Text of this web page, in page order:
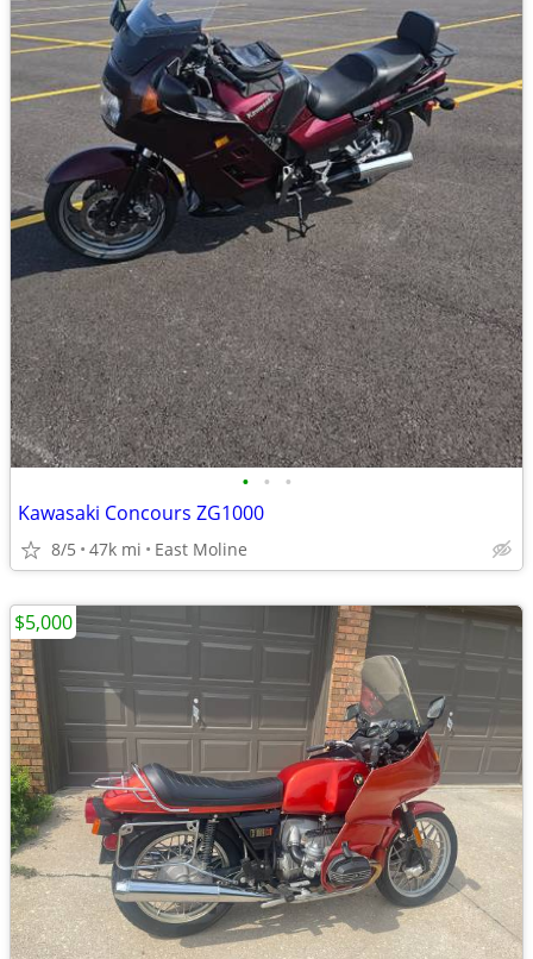
• • •
Kawasaki Concours ZG1000
8/5 47k mi East Moline
$5,000